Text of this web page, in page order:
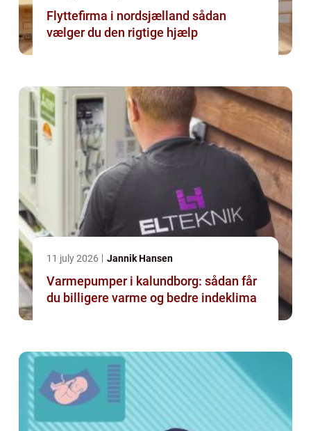
Flyttefirma i nordsjælland sådan
vælger du den rigtige hjælp
11 july 2026 Jannik Hansen
Varmepumper i kalundborg: sådan får
du billigere varme og bedre indeklima